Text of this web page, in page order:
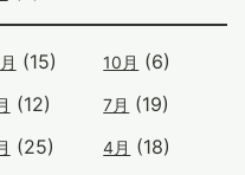
(15) 10月 (6)
(12) 7月 (19)
(25) 4月 (18)